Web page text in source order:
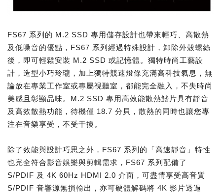
FS67 系列的 M.2 SSD 專用儲存設計也帶來輕巧、高散熱
及低噪音的優點，FS67 系列經過特殊設計，卸除外殼螺絲
後，即可輕鬆安裝 M.2 SSD 或記憶體。獨特時尚工藝設
計，造型小巧玲瓏，加上獨特競速燈條充滿高科技氣息，無
論放在專業工作室或專屬視聽室，都能完全融入，不失時尚
美感且彰顯品味。M.2 SSD 專用高效能散熱鰭片具有靜音
及高效散熱功能，待機僅 18.7 分貝，散熱的同時也讓您專
注在音樂享受，不受干擾。
除了效能與設計巧思之外，FS67 系列的「高速靜音」特性
也完全符合影音娛樂與剪輯需求，FS67 系列配備了
S/PDIF 及 4K 60Hz HDMI 2.0 介面，可盡情享受高音質
S/PDIF 音響源無損輸出，亦可硬體解碼將 4K 影片透過